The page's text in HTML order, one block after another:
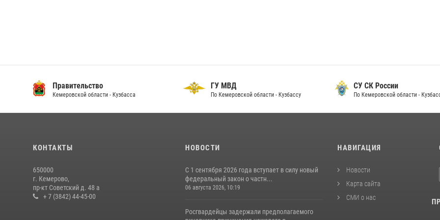
Правительство
Кемеровской области - Кузбасса
ГУ МВД
По Кемеровской области - Кузбассу
СУ СК России
По Кемеровской области -
КОНТАКТЫ
650000
г. Кемерово,
пр-кт Советский д. 48 а
+ 7 (3842) 44-45-00
НОВОСТИ
С 1 сентября 2026 года вступает в силу новый
федеральный закон о частн...
06 августа 2026, 10:19
Росгвардейцы задержали предполагаемого
НАВИГАЦИЯ
Новости
Карта сайта
СМИ о нас